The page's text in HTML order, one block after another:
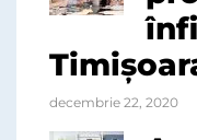
decembrie 22, 2020